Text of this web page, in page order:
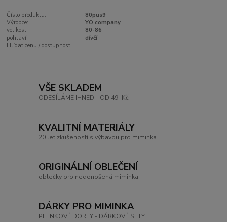
Číslo produktu:
80pus9
Výrobce:
YO company
velikost:
80-86
pohlaví:
dívčí
Hlídat cenu / dostupnost
VŠE SKLADEM
ODESÍLÁME IHNED - OD 49,-Kč
KVALITNÍ MATERIÁLY
20 let zkušeností s výbavou pro miminka
ORIGINÁLNÍ OBLEČENÍ
oblečky pro nedonošená miminka
DÁRKY PRO MIMINKA
PLENKOVÉ DORTY - DÁRKOVÉ SETY